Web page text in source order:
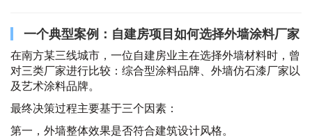
一个典型案例：自建房项目如何选择外墙涂料厂家
在南方某三线城市，一位自建房业主在选择外墙材料时，曾
对三类厂家进行比较：综合型涂料品牌、外墙仿石漆厂家以
及艺术涂料品牌。
最终决策过程主要基于三个因素：
第一，外墙整体效果是否符合建筑设计风格。